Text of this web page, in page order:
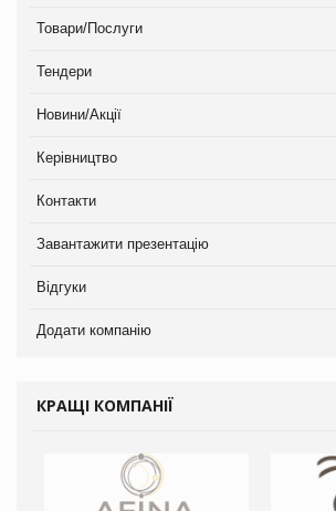
Товари/Послуги
Тендери
Новини/Акції
Керівництво
Контакти
Завантажити презентацію
Відгуки
Додати компанію
КРАЩІ КОМПАНІЇ